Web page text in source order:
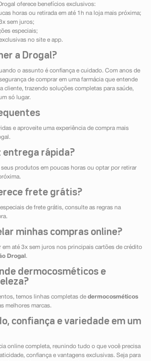
oferece benefícios exclusivos:
horas ou retirada em até 1h na loja mais próxima;
sem juros;
especiais;
no site e app.
a Drogal?
o assunto é confiança e cuidado. Com anos de
de comprar em uma farmácia que entende
cliente, trazendo soluções completas para saúde,
só lugar.
e aproveite uma experiência de compra mais
entrega rápida?
seus produtos em poucas horas ou optar por retirar
frete grátis?
de frete grátis, consulte as regras na
minhas compras online?
em até 3x sem juros nos principais cartões de crédito
Drogal .
dermocosméticos e
temos linhas completas de dermocosméticos
melhores marcas.
confiança e variedade em um
online completa, reunindo tudo o que você precisa
confiança e vantagens exclusivas. Seja para